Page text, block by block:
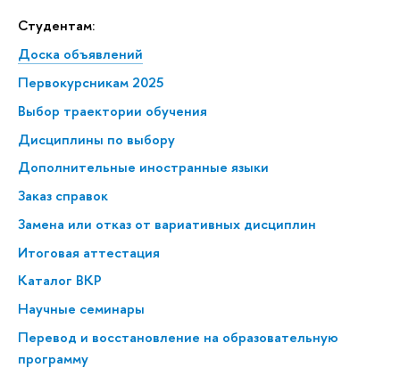
Студентам:
Доска объявлений
Первокурсникам 2025
Выбор траектории обучения
Дисциплины по выбору
Дополнительные иностранные языки
Заказ справок
Замена или отказ от вариативных дисциплин
Итоговая аттестация
Каталог ВКР
Научные семинары
Перевод и восстановление на образовательную
программу